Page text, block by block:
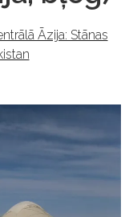
Āzija: Stānas